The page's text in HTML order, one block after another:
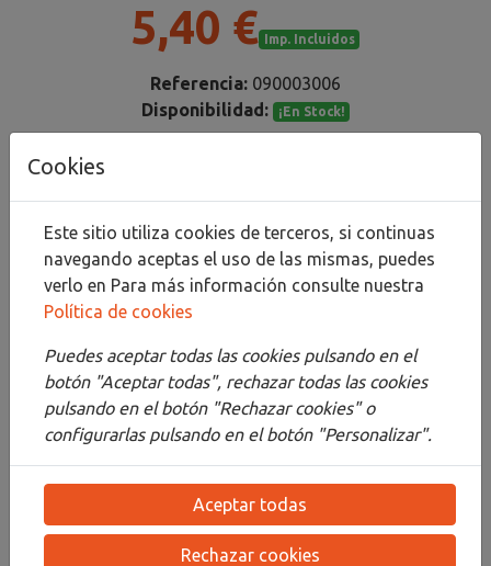
5,40 € Imp. Incluidos
Referencia: 090003006
Disponibilidad:
¡En Stock!
Compartir
Descripción
Detalles
Adjuntos
Opiniones
¡Este producto no tiene descripción!
Cookies
Este sitio utiliza cookies de terceros, si continuas
navegando aceptas el uso de las mismas, puedes
verlo en Para más información consulte nuestra
Política de cookies
Puedes aceptar todas las cookies pulsando en el
botón "Aceptar todas", rechazar todas las cookies
pulsando en el botón "Rechazar cookies" o
configurarlas pulsando en el botón "Personalizar".
Aceptar todas
Rechazar cookies